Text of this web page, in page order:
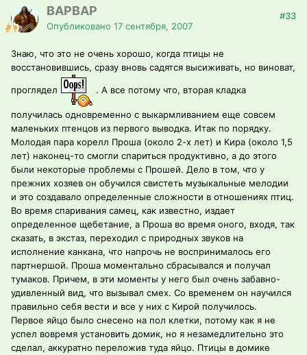
ВАРВАР
Опубликовано 17 сентября, 2007
#33
Знаю, что это не очень хорошо, когда птицы не
восстановившись, сразу вновь садятся высиживать, но виноват,
проглядел . А все потому что, вторая кладка
получилась одновременно с выкармливанием еще совсем
маленьких птенцов из первого выводка. Итак по порядку.
Молодая пара корелл Проша (около 2-х лет) и Кира (около 1,5
лет) наконец-то смогли спариться продуктивно, а до этого
были некоторые проблемы с Прошей. Дело в том, что у
прежних хозяев он обучился свистеть музыкальные мелодии
и это создавало определенные сложности в отношениях птиц.
Во время спаривания самец, как известно, издает
определенное щебетание, а Проша во время оного, входя, так
сказать, в экстаз, переходил с природных звуков на
исполнение канкана, что напрочь не воспринималось его
партнершой. Проша моментально сбрасывался и получал
тумаков. Причем, в эти моменты у него был очень забавно-
удивленный вид, что вызывал смех. Со временем он научился
правильно себя вести и все у них с Кирой получилось.
Первое яйцо было снесено на пол клетки, потому как я не
успел вовремя установить домик, но я незамедлительно это
сделал, аккуратно переложив туда яйцо. Птицы в домике